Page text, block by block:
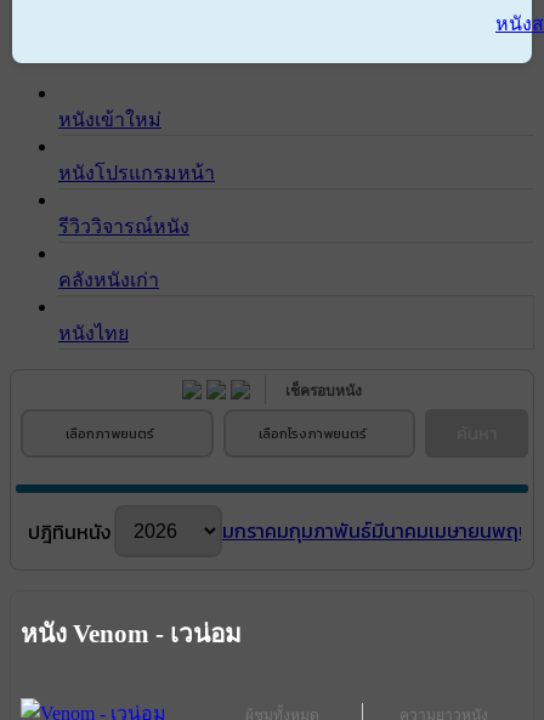
หนัง
หนังเข้าใหม่
หนังโปรแกรมหน้า
รีวิววิจารณ์หนัง
คลังหนังเก่า
หนังไทย
เช็ครอบหนัง
เลือกภาพยนตร์ เลือกโรงภาพยนตร์
ปฎิทินหนัง มกราคมกุมภาพันธ์มีนาคมเมษายนพฤษ
ผู้ชมทั้งหมด ความยาวหนัง
หนัง Venom - เวน่อม